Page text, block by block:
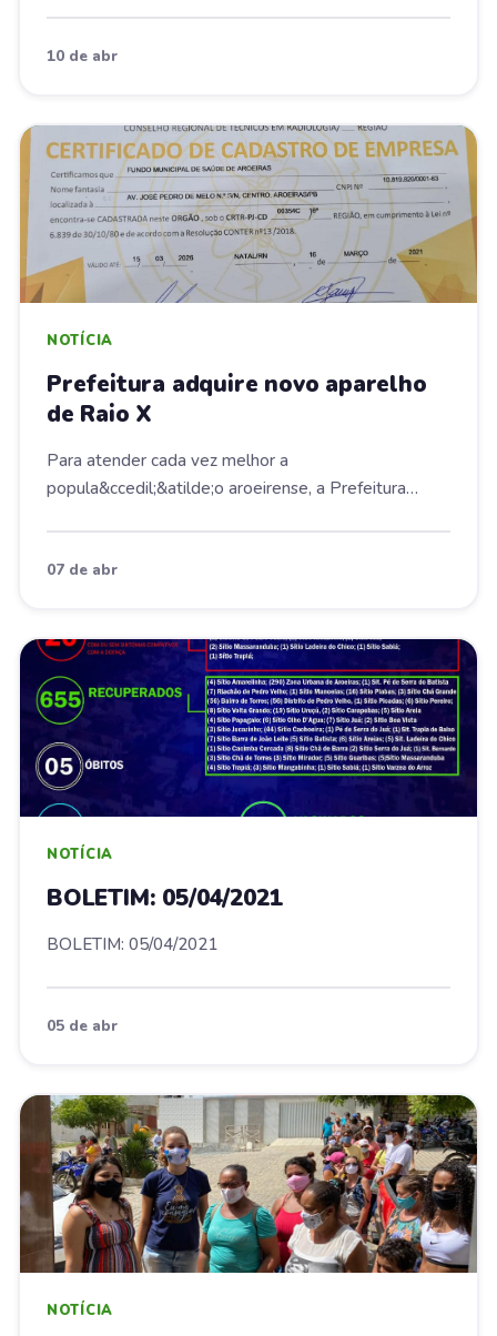
10 de abr
NOTÍCIA
Prefeitura adquire novo aparelho
de Raio X
Para atender cada vez melhor a
popula&ccedil;&atilde;o aroeirense, a Prefeitura
07 de abr
NOTÍCIA
BOLETIM: 05/04/2021
BOLETIM: 05/04/2021
05 de abr
NOTÍCIA